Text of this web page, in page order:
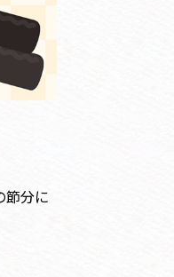
節分に